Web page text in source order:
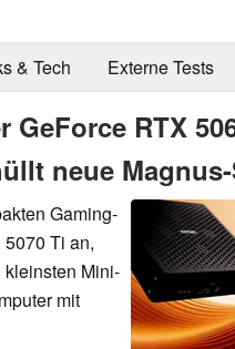
& Tech Externe Tests
RTX
neue
Gaming-
Ti an,
Mini-
mit